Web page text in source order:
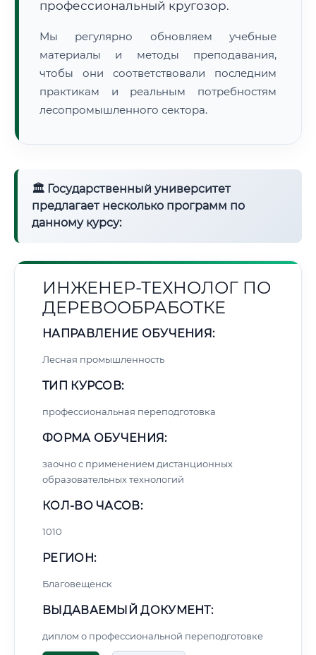
🔍 Нажмите на документ для увеличения и просмотра
профессиональный кругозор.
Мы регулярно обновляем учебные
материалы и методы преподавания,
чтобы они соответствовали последним
практикам и реальным потребностям
лесопромышленного сектора.
🏛 Государственный университет
предлагает несколько программ по
данному курсу:
ИНЖЕНЕР-ТЕХНОЛОГ ПО
ДЕРЕВООБРАБОТКЕ
НАПРАВЛЕНИЕ ОБУЧЕНИЯ:
Лесная промышленность
ТИП КУРСОВ:
профессиональная переподготовка
ФОРМА ОБУЧЕНИЯ:
заочно с применением дистанционных
образовательных технологий
КОЛ-ВО ЧАСОВ:
1010
РЕГИОН:
Благовещенск
ВЫДАВАЕМЫЙ ДОКУМЕНТ:
диплом о профессиональной переподготовке